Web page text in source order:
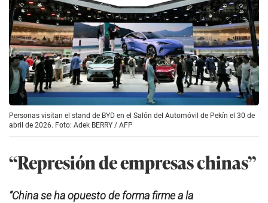
Personas visitan el stand de BYD en el Salón del Automóvil de Pekín el 30 de
abril de 2026. Foto: Adek BERRY / AFP
“Represión de empresas chinas”
“China se ha opuesto de forma firme a la